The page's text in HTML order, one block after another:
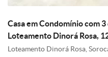
Casa em Condomínio com
Loteamento Dinorá Rosa,
Loteamento Dinorá Rosa,